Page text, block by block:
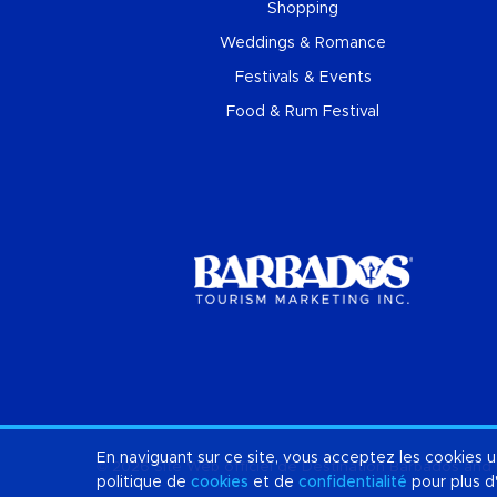
Shopping
Weddings & Romance
Festivals & Events
Food & Rum Festival
© 2026 Site Web officiel de DestinationBarbados and
En naviguant sur ce site, vous acceptez les
politique de cookies et de confidentialité pour plus